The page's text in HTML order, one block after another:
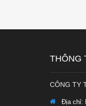
THÔNG
CÔNG TY
Địa chỉ: